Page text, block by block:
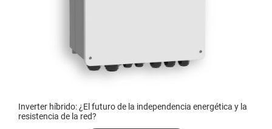
Inverter híbrido: ¿El futuro de la independencia energética y la
resistencia de la red?